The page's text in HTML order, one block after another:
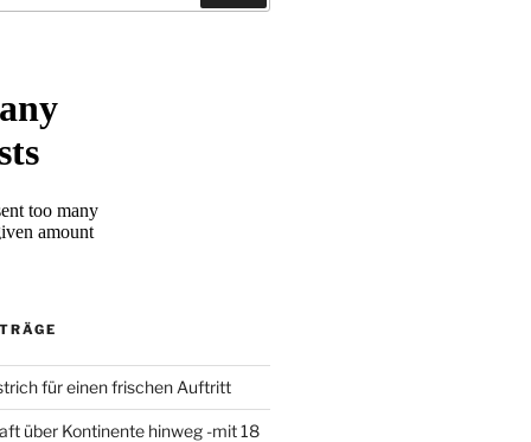
für einen frischen Auftritt
über Kontinente hinweg -mit 18